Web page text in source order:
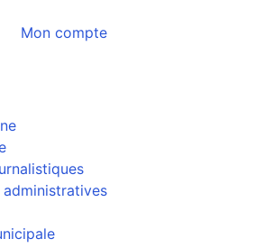
Mon compte
administratives